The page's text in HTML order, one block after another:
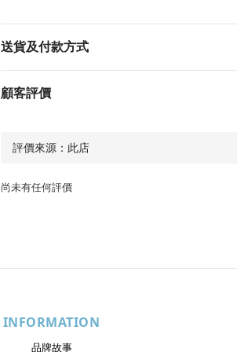
送貨及付款方式
顧客評價
尚未有任何評價
INFORMATION
品牌故事